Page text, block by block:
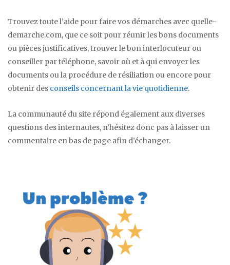
Trouvez toute l’aide pour faire vos démarches avec quelle-
demarche.com, que ce soit pour réunir les bons documents
ou pièces justificatives, trouver le bon interlocuteur ou
conseiller par téléphone, savoir où et à qui envoyer les
documents ou la procédure de résiliation ou encore pour
obtenir des conseils concernant la vie quotidienne.
La communauté du site répond également aux diverses
questions des internautes, n’hésitez donc pas à laisser un
commentaire en bas de page afin d’échanger.